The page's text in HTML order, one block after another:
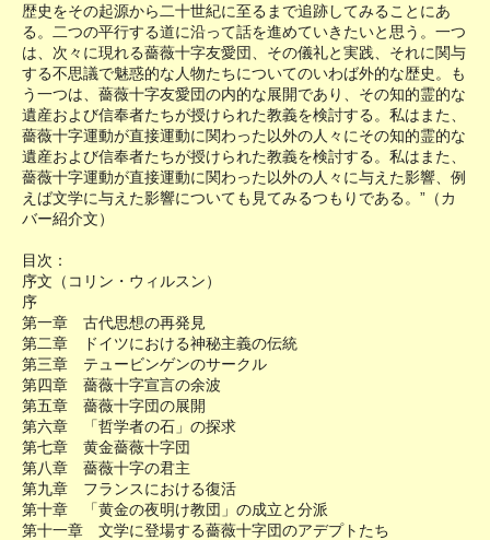
歴史をその起源から二十世紀に至るまで追跡してみることにあ
る。二つの平行する道に沿って話を進めていきたいと思う。一つ
は、次々に現れる薔薇十字友愛団、その儀礼と実践、それに関与
する不思議で魅惑的な人物たちについてのいわば外的な歴史。も
う一つは、薔薇十字友愛団の内的な展開であり、その知的霊的な
遺産および信奉者たちが授けられた教義を検討する。私はまた、
薔薇十字運動が直接運動に関わった以外の人々にその知的霊的な
遺産および信奉者たちが授けられた教義を検討する。私はまた、
薔薇十字運動が直接運動に関わった以外の人々に与えた影響、例
えば文学に与えた影響についても見てみるつもりである。”（カ
バー紹介文）
目次：
序文（コリン・ウィルスン）
序
第一章 古代思想の再発見
第二章 ドイツにおける神秘主義の伝統
第三章 テュービンゲンのサークル
第四章 薔薇十字宣言の余波
第五章 薔薇十字団の展開
第六章 「哲学者の石」の探求
第七章 黄金薔薇十字団
第八章 薔薇十字の君主
第九章 フランスにおける復活
第十章 「黄金の夜明け教団」の成立と分派
第十一章 文学に登場する薔薇十字団のアデプトたち